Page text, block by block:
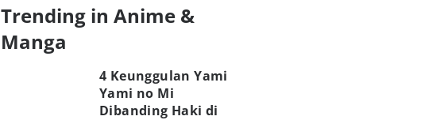
Trending in Anime &
Manga
4 Keunggulan Yami
Yami no Mi
Dibanding Haki di